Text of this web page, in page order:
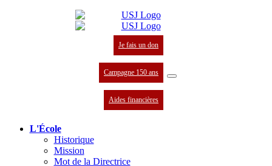
Je fais un don
Campagne 150 ans
Aides financières
L'École
Historique
Mission
Mot de la Directrice